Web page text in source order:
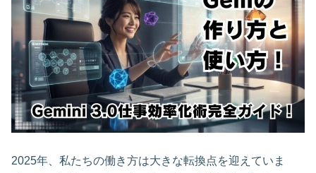
2025年、私たちの働き方は大きな転換点を迎えていま